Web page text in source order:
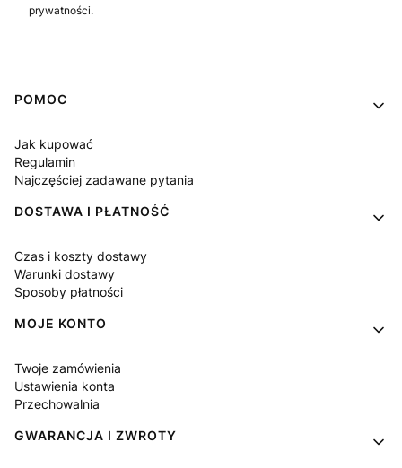
prywatności.
Linki w stopce
POMOC
Jak kupować
Regulamin
Najczęściej zadawane pytania
DOSTAWA I PŁATNOŚĆ
Czas i koszty dostawy
Warunki dostawy
Sposoby płatności
MOJE KONTO
Twoje zamówienia
Ustawienia konta
Przechowalnia
GWARANCJA I ZWROTY